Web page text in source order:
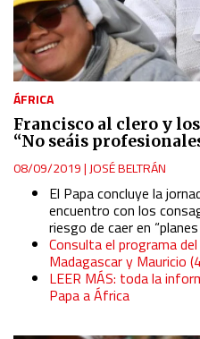
ÁFRICA
Francisco al clero y
“No seáis
08/09/2019| JOSÉ BELTRÁN
El Papa concluye la
encuentro con los
riesgo de caer en
Consulta el programa
Madagascar y Mauricio
LEER MÁS: toda la
Papa a África